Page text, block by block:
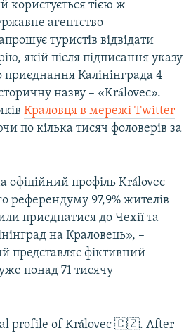
користується тією ж
агентство
туристів відвідати
якій після підписання указу
Калінінграда 4
назву – «Královec».
Краловця в мережі Twitter
по кілька тисяч фоловерів за
офіційний профіль Královec
референдуму 97,9% жителів
приєднатися до Чехії та
на Краловець», –
представляє фіктивний
понад 71 тисячу
profile of Královec 🇨🇿. After